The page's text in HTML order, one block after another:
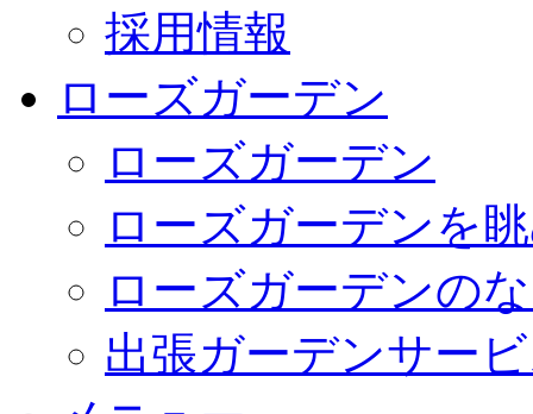
採用情報
ローズガーデン
ローズガーデン
ローズガーデンを
ローズガーデンの
出張ガーデンサー